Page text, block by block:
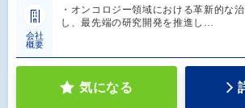
会社
概要
・オンコロジー領域における革新的な
し、最先端の研究開発を推進し…
気になる